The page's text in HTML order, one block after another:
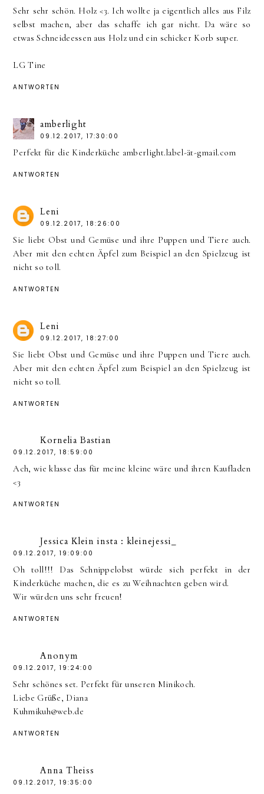
Sehr sehr schön. Holz <3. Ich wollte ja eigentlich alles aus Filz
selbst machen, aber das schaffe ich gar nicht. Da wäre so
etwas Schneideessen aus Holz und ein schicker Korb super.
LG Tine
ANTWORTEN
amberlight
09.12.2017, 17:30:00
Perfekt für die Kinderküche amberlight.label-ät-gmail.com
ANTWORTEN
Leni
09.12.2017, 18:26:00
Sie liebt Obst und Gemüse und ihre Puppen und Tiere auch.
Aber mit den echten Äpfel zum Beispiel an den Spielzeug ist
nicht so toll.
ANTWORTEN
Leni
09.12.2017, 18:27:00
Sie liebt Obst und Gemüse und ihre Puppen und Tiere auch.
Aber mit den echten Äpfel zum Beispiel an den Spielzeug ist
nicht so toll.
ANTWORTEN
Kornelia Bastian
09.12.2017, 18:59:00
Ach, wie klasse das für meine kleine wäre und ihren Kaufladen
<3
ANTWORTEN
Jessica Klein insta : kleinejessi_
09.12.2017, 19:09:00
Oh toll!!! Das Schnippelobst würde sich perfekt in der
Kinderküche machen, die es zu Weihnachten geben wird.
Wir würden uns sehr freuen!
ANTWORTEN
Anonym
09.12.2017, 19:24:00
Sehr schönes set. Perfekt für unseren Minikoch.
Liebe Grüße, Diana
Kuhmikuh@web.de
ANTWORTEN
Anna Theiss
09.12.2017, 19:35:00